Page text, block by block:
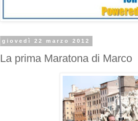
giovedì 22 marzo 2012
La prima Maratona di Marco